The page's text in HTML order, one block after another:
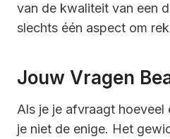
van de kwaliteit van een
slechts één aspect om
Jouw Vragen
Als je je afvraagt
je niet de enige. Het